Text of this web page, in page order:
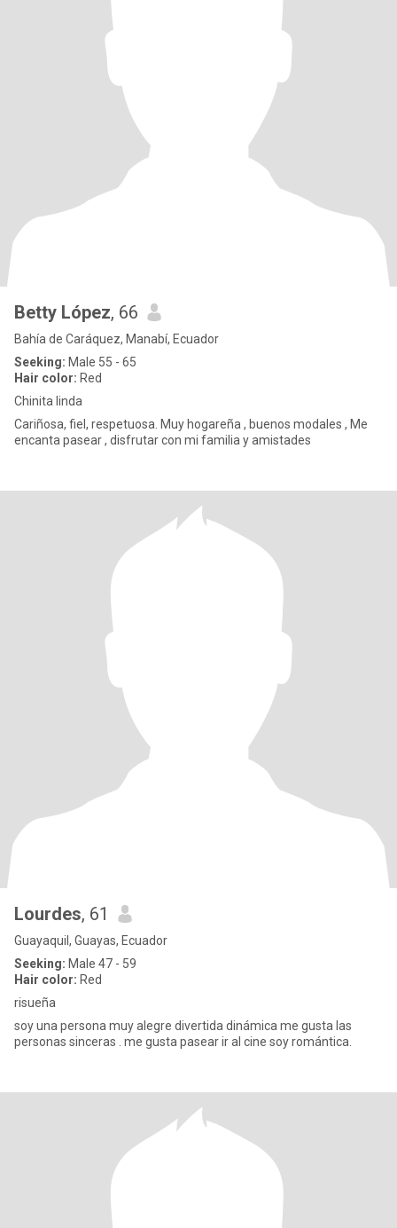
Betty López, 66
Bahía de Caráquez, Manabí, Ecuador
Seeking: Male 55 - 65
Hair color: Red
Chinita linda
Cariñosa, fiel, respetuosa. Muy hogareña , buenos modales , Me
encanta pasear , disfrutar con mi familia y amistades
Lourdes, 61
Guayaquil, Guayas, Ecuador
Seeking: Male 47 - 59
Hair color: Red
risueña
soy una persona muy alegre divertida dinámica me gusta las
personas sinceras . me gusta pasear ir al cine soy romántica.